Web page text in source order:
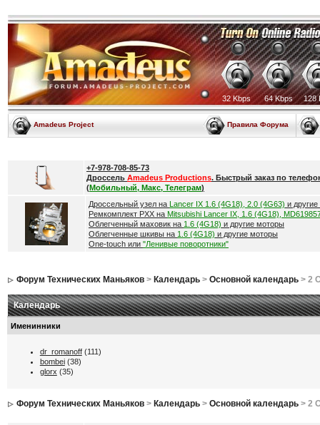
32 Kbps 64 Kbps 128
Amadeus Project Правила Форума
+7-978-708-85-73
Дроссель Amadeus Productions. Быстрый заказ по
(Мобильный, Макс, Телеграм)
Дроссельный узел на Lancer IX 1.6 (4G18), 2.0 (4G63) и
Ремкомплект РХХ на Mitsubishi Lancer IX, 1.6 (4G18),
Облегченный маховик на 1.6 (4G18) и другие моторы
Облегченные шкивы на 1.6 (4G18) и другие моторы
One-touch или "Ленивые поворотники"
Форум Технических Маньяков> Календарь> Основной календарь> 2
Календарь
Именинники
dr_romanoff(111)
bombei(38)
glorx (35)
Форум Технических Маньяков> Календарь> Основной календарь> 2